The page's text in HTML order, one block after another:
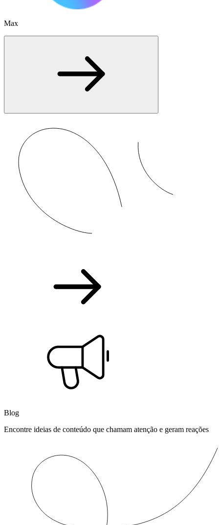
Max
Blog
Encontre ideias de conteúdo que chamam atenção e geram reações